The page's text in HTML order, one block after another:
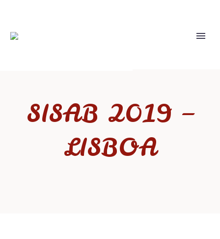
SISAB 2019 –
LISBOA